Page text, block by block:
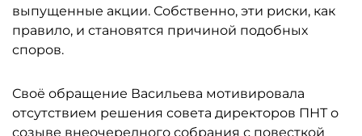
выпущенные акции. Собственно, эти риски, как
правило, и становятся причиной подобных
споров.
Своё обращение Васильева мотивировала
отсутствием решения совета директоров ПНТ о
созыве внеочередного собрания с повесткой